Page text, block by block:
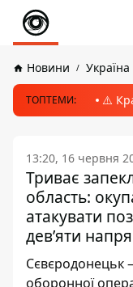
Новини Україна
ТОПТЕМИ: ⚠️
13:20, 16 червня
Триває
область:
атакувати
дев’яти
Сєвєродонецьк
оборонної